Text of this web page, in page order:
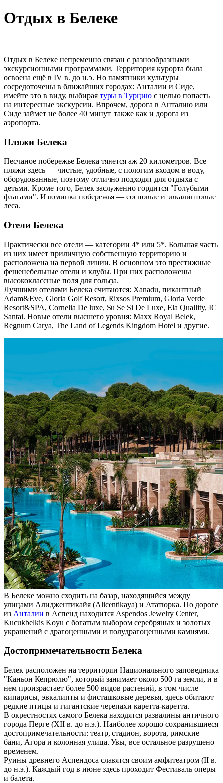
Отдых в Белеке
Отдых в Белеке непременно связан с разнообразными
экскурсионными программами. Территория курорта была
освоена ещё в IV в. до н.э. Но памятники культуры
сосредоточены в ближайших городах: Анталии и Сиде,
имейте это в виду, выбирая туры в Турцию с целью попасть
на интересные экскурсии. Впрочем, дорога в Анталию или
Сиде займет не более 40 минут, также как и дорога из
аэропорта.
Пляжи Белека
Песчаное побережье Белека тянется аж 20 километров. Все
пляжи здесь — чистые, удобные, с пологим входом в воду,
оборудованные, поэтому отлично подходят для отдыха с
детьми. Кроме того, Белек заслуженно гордится "Голубыми
флагами". Изюминка побережья — сосновые и эвкалиптовые
леса.
Отели Белека
Практически все отели — категории 4* или 5*. Большая часть
из них имеет приличную собственную территорию и
расположена на первой линии. В основном это престижные
фешенебельные отели и клубы. При них расположены
высококлассные поля для гольфа.
Лучшими отелями Белека считаются: Xanadu, пикантный
Adam&Eve, Gloria Golf Resort, Rixsos Premium, Gloria Verde
Resort&SPA, Cornelia De luxe, Su Se Si De Luxe, Ela Quallity, IC
Santai. Новые отели высшего уровня: Maxx Royal Belek,
Regnum Carya, The Land of Legends Kingdom Hotel и другие.
В Белеке можно сходить на базар, находящийся между
улицами Алиджентикайя (Alicentikaya) и Ататюрка. По дороге
из Анталии в Аспенд находится Aspendos Jewelry Center,
Kucukbelkis Koyu с богатым выбором серебряных и золотых
украшений с драгоценными и полудрагоценными камнями.
Достопримечательности Белека
Белек расположен на территории Национального заповедника
"Каньон Кепрюлю", который занимает около 500 га земли, и в
нем произрастает более 500 видов растений, в том числе
кипарисы, эвкалипты и фисташковые деревья, здесь обитают
редкие птицы и гигантские черепахи каретта-каретта.
В окрестностях самого Белека находятся развалины античного
города Перге (XII в. до н.э.). Наиболее хорошо сохранившиеся
достопримечательности: театр, стадион, ворота, римские
бани, Агора и колонная улица. Увы, все остальное разрушено
временем.
Руины древнего Аспендоса славятся своим амфитеатром (II в.
до н.э.). Каждый год в июне здесь проходит Фестиваль оперы
и балета.